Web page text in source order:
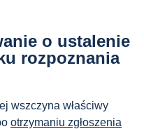
o ustalenie
rozpoznania
wszczyna właściwy
otrzymaniu zgłoszenia